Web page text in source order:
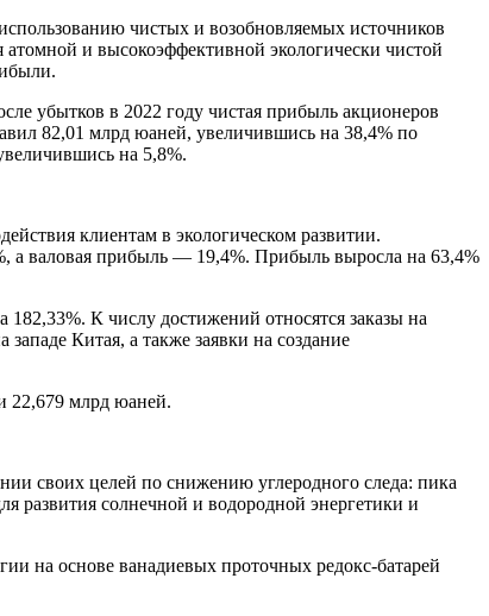
чистых и возобновляемых источников
и высокоэффективной экологически чистой
убытков в 2022 году чистая прибыль акционеров
82,01 млрд юаней, увеличившись на 38,4% по
на 5,8%.
клиентам в экологическом развитии.
а валовая прибыль — 19,4%. Прибыль выросла на 63,4%
К числу достижений относятся заказы на
Китая, а также заявки на создание
22,679 млрд юаней.
своих целей по снижению углеродного следа: пика
развития солнечной и водородной энергетики и
на основе ванадиевых проточных редокс-батарей